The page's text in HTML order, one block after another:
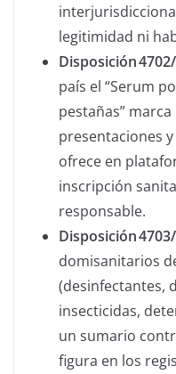
legitimidad ni
Disposición
país el “Serum
pestañas”
presentaciones
ofrece en
inscripción
responsable.
Disposición
domisanitarios
(desinfectantes,
insecticidas,
un sumario
figura en los